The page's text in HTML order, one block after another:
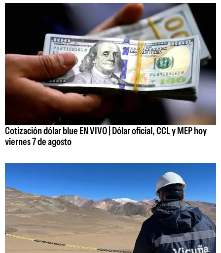
Cotización dólar blue EN VIVO | Dólar oficial, CCL y MEP hoy
viernes 7 de agosto